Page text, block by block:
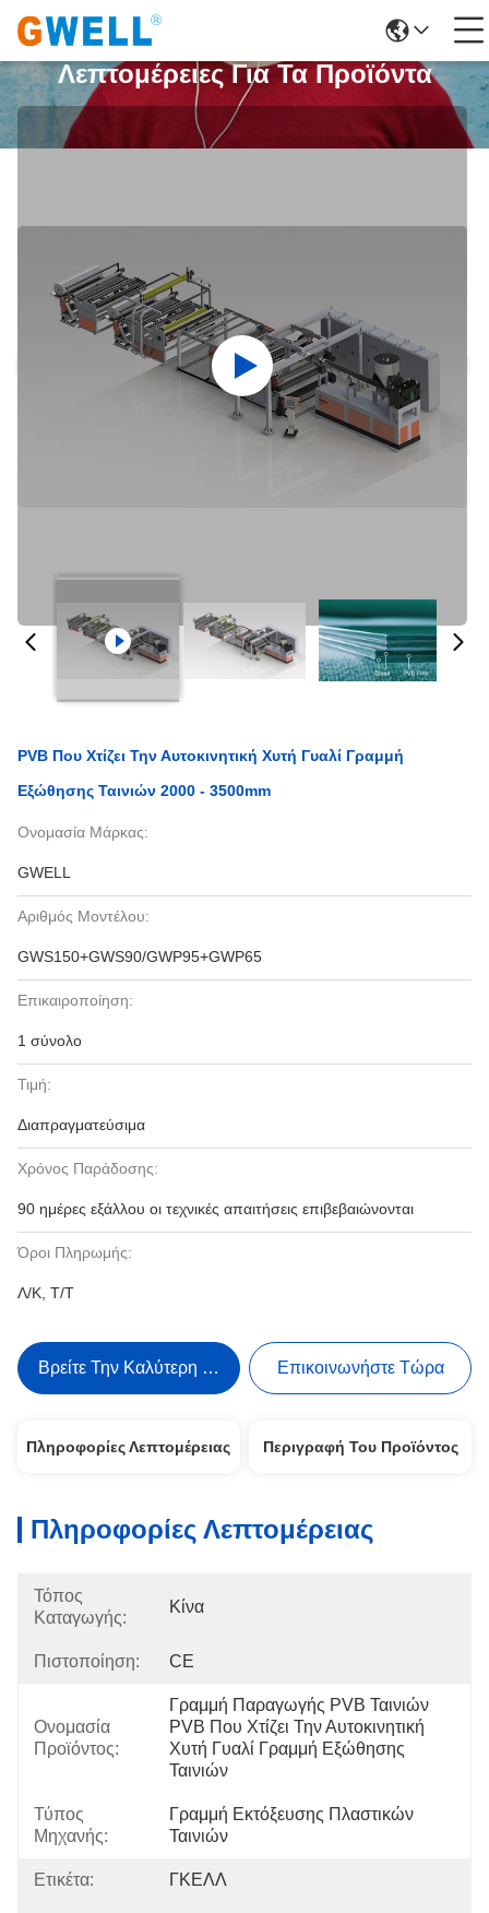
Λεπτομέρειες Για Τα Προϊόντα
PVB Που Χτίζει Την Αυτοκινητική Χυτή Γυαλί Γραμμή
Εξώθησης Ταινιών 2000 - 3500mm
Ονομασία Μάρκας:
GWELL
Αριθμός Μοντέλου:
GWS150+GWS90/GWP95+GWP65
Επικαιροποίηση:
1 σύνολο
Τιμή:
Διαπραγματεύσιμα
Χρόνος Παράδοσης:
90 ημέρες εξάλλου οι τεχνικές απαιτήσεις επιβεβαιώνονται
Όροι Πληρωμής:
Λ/Κ, Τ/Τ
Βρείτε Την Καλύτερη Τιμή Επικοινωνήστε Τώρα
Πληροφορίες Λεπτομέρειας Περιγραφή Του Προϊόντος
Πληροφορίες Λεπτομέρειας
Τόπος
Καταγωγής:
Κίνα
Πιστοποίηση: CE
Ονομασία
Προϊόντος:
Γραμμή Παραγωγής PVB Ταινιών
PVB Που Χτίζει Την Αυτοκινητική
Χυτή Γυαλί Γραμμή Εξώθησης
Ταινιών
Τύπος
Μηχανής:
Γραμμή Εκτόξευσης Πλαστικών
Ταινιών
Ετικέτα: ΓΚΕΛΛ